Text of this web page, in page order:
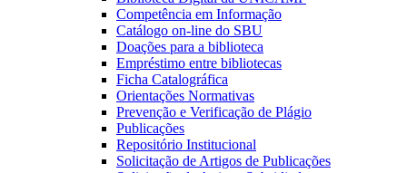
Competência em Informação
Catálogo on-line do SBU
Doações para a biblioteca
Empréstimo entre bibliotecas
Ficha Catalográfica
Orientações Normativas
Prevenção e Verificação de Plágio
Publicações
Repositório Institucional
Solicitação de Artigos de Publicações